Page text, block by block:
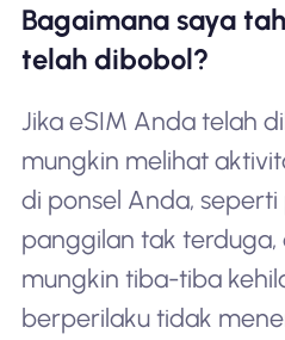
Bagaimana saya
telah dibobol?
Jika eSIM Anda telah
mungkin melihat
di ponsel Anda,
panggilan tak terduga,
mungkin tiba-tiba
berperilaku tidak